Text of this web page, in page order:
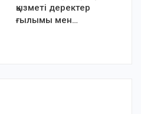
қызметі деректер
ғылымы мен…